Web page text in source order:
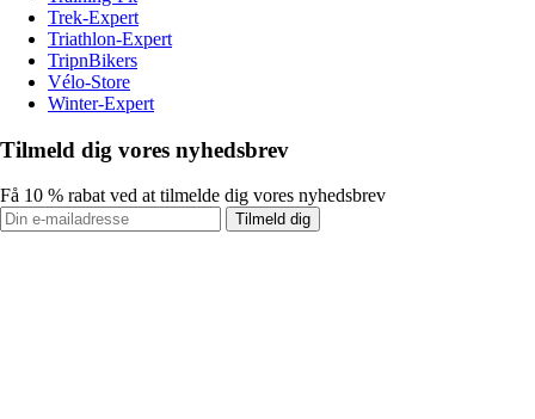
Trek-Expert
Triathlon-Expert
TripnBikers
Vélo-Store
Winter-Expert
Tilmeld dig vores nyhedsbrev
Få 10 % rabat ved at tilmelde dig vores nyhedsbrev
Tilmeld dig